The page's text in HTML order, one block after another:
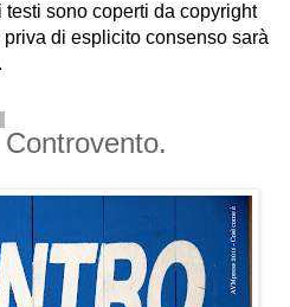
testi sono coperti da copyright
di esplicito consenso sarà